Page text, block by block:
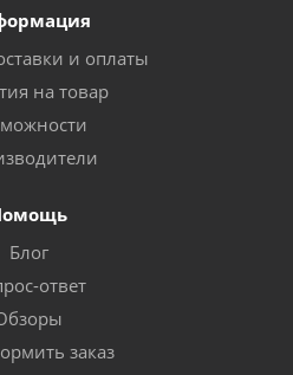
и оплаты
на товар
Блог
ответ
заказ